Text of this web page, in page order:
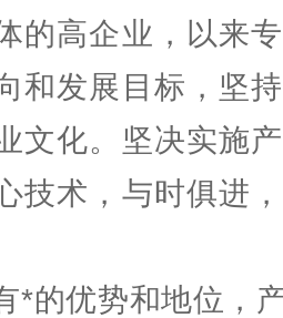
的高企业，以来
和发展目标，坚
文化。坚决实施
技术，与时俱进
*的优势和地位，